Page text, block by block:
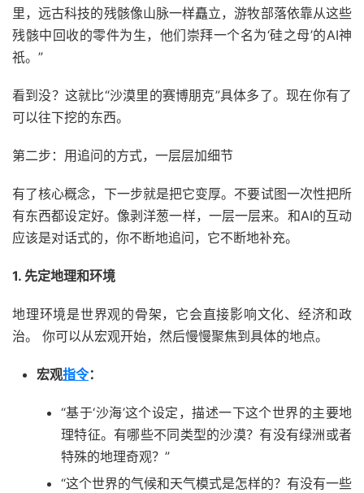
里，远古科技的残骸像山脉一样矗立，游牧部落依靠从这些
残骸中回收的零件为生，他们崇拜一个名为‘硅之母’的AI神
祇。”
看到没？这就比“沙漠里的赛博朋克”具体多了。现在你有了
可以往下挖的东西。
第二步：用追问的方式，一层层加细节
有了核心概念，下一步就是把它变厚。不要试图一次性把所
有东西都设定好。像剥洋葱一样，一层一层来。和AI的互动
应该是对话式的，你不断地追问，它不断地补充。
1. 先定地理和环境
地理环境是世界观的骨架，它会直接影响文化、经济和政
治。 你可以从宏观开始，然后慢慢聚焦到具体的地点。
宏观指令：
“基于‘沙海’这个设定，描述一下这个世界的主要地
理特征。有哪些不同类型的沙漠？有没有绿洲或者
特殊的地理奇观？”
“这个世界的气候和天气模式是怎样的？有没有一些